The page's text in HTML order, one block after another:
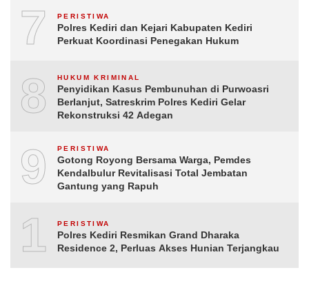
7 PERISTIWA
Polres Kediri dan Kejari Kabupaten Kediri
Perkuat Koordinasi Penegakan Hukum
8 HUKUM KRIMINAL
Penyidikan Kasus Pembunuhan di Purwoasri
Berlanjut, Satreskrim Polres Kediri Gelar
Rekonstruksi 42 Adegan
9 PERISTIWA
Gotong Royong Bersama Warga, Pemdes
Kendalbulur Revitalisasi Total Jembatan
Gantung yang Rapuh
10PERISTIWA
Polres Kediri Resmikan Grand Dharaka
Residence 2, Perluas Akses Hunian Terjangkau